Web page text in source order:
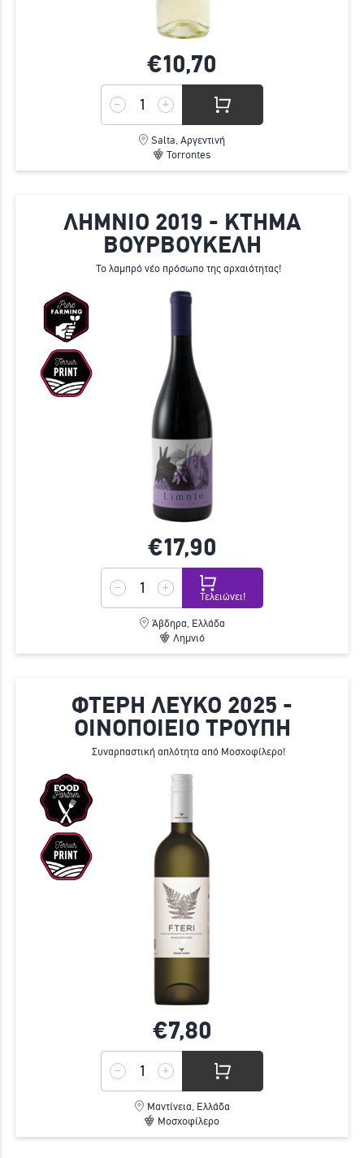
€10,70
Salta, Αργεντινή
Torrontes
ΛΗΜΝΙΟ 2019 - ΚΤΗΜΑ
ΒΟΥΡΒΟΥΚΕΛΗ
Το λαμπρό νέο πρόσωπο της αρχαιότητας!
€17,90
Τελειώνει!
Άβδηρα, Ελλάδα
Λημνιό
ΦΤΕΡΗ ΛΕΥΚΟ 2025 -
ΟΙΝΟΠΟΙΕΙΟ ΤΡΟΥΠΗ
Συναρπαστική απλότητα από Μοσχοφίλερο!
€7,80
Μαντίνεια, Ελλάδα
Μοσχοφίλερο